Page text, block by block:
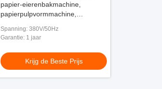
papier-eierenbakmachine,
papierpulpvormmachine,
Spanning: 380V/50Hz
Garantie: 1 jaar
Krijg de Beste Prijs